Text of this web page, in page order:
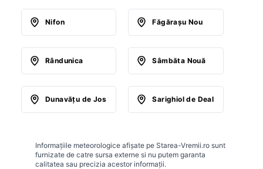
Nifon Făgăraşu Nou
Rândunica Sâmbăta Nouă
Dunavăţu de Jos Sarighiol de Deal
Informațiile meteorologice afișate pe Starea-Vremii.ro sunt
furnizate de catre sursa externe si nu putem garanta
calitatea sau precizia acestor informații.